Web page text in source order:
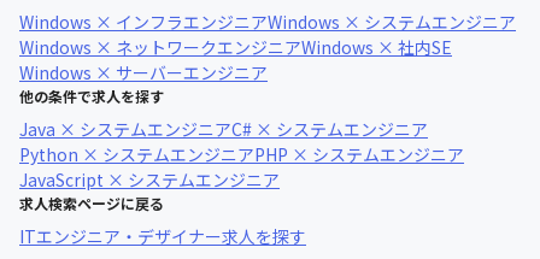
Windows × インフラエンジニアWindows × システムエンジニア
Windows × ネットワークエンジニアWindows × 社内SE
Windows × サーバーエンジニア
他の条件で求人を探す
Java × システムエンジニアC# × システムエンジニア
Python × システムエンジニアPHP × システムエンジニア
JavaScript × システムエンジニア
求人検索ページに戻る
ITエンジニア・デザイナー求人を探す